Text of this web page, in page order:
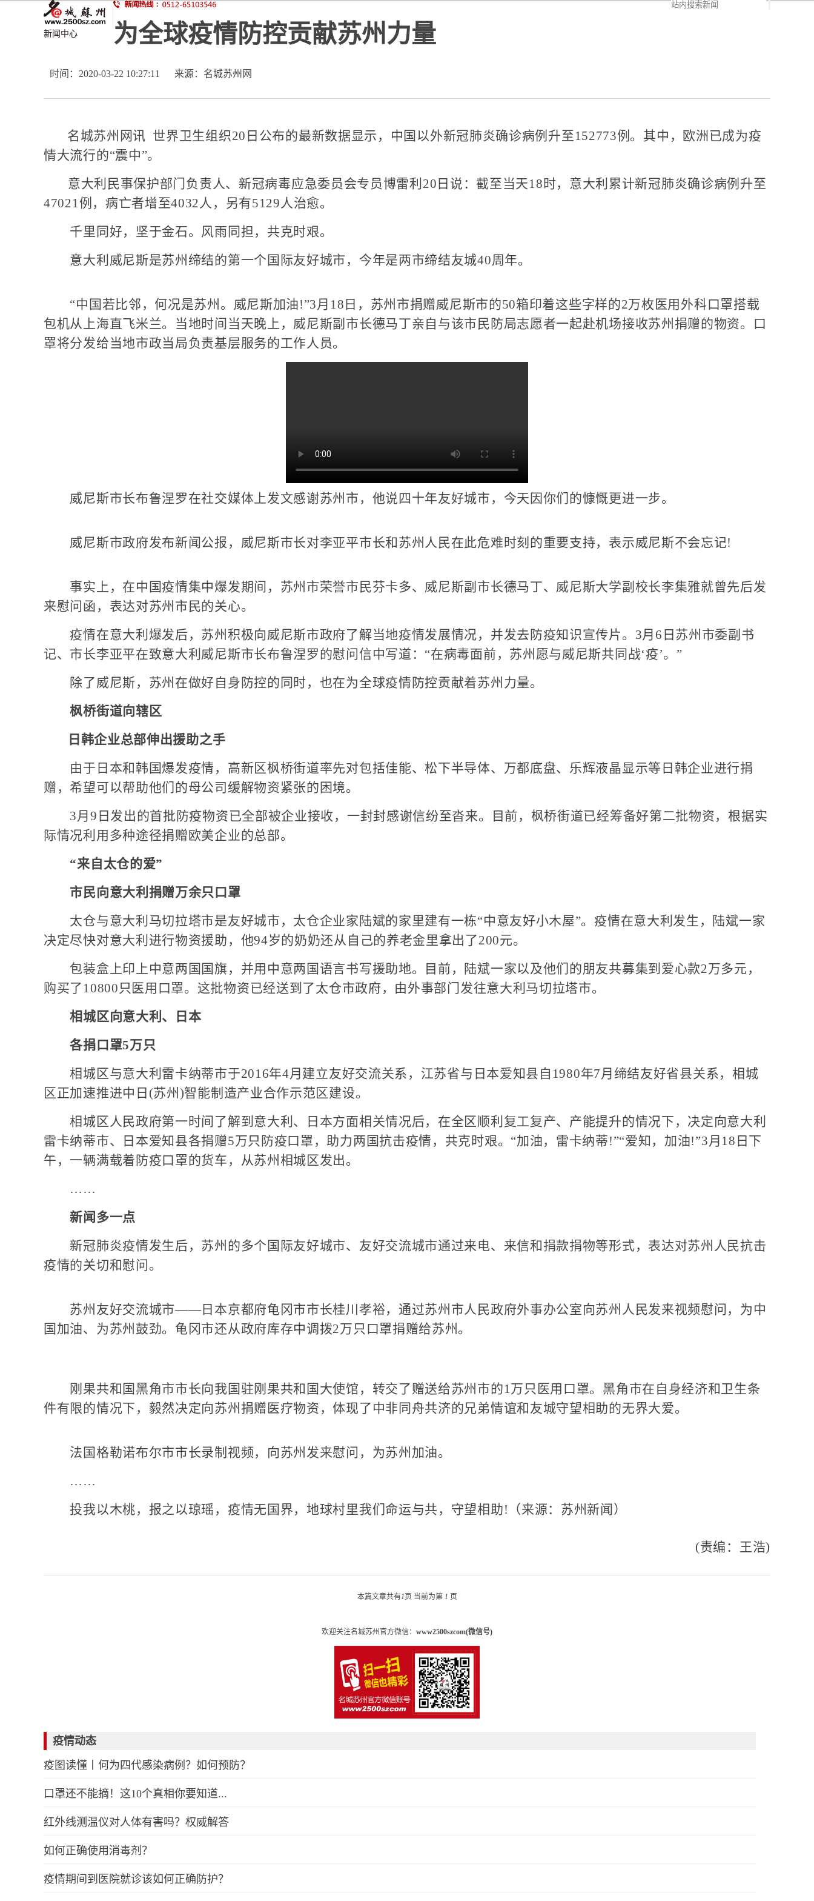
新闻中心 为全球疫情防控贡献苏州力量
时间： 2020-03-22 10:27:11 来源：名城苏州网
名城苏州网讯 世界卫生组织20日公布的最新数据显示，中国以外新冠肺炎确诊病例升至152773例。其中，欧洲已成为疫
情大流行的“震中”。
意大利民事保护部门负责人、新冠病毒应急委员会专员博雷利20日说：截至当天18时，意大利累计新冠肺炎确诊病例升至
47021例，病亡者增至4032人，另有5129人治愈。
千里同好，坚于金石。风雨同担，共克时艰。
意大利威尼斯是苏州缔结的第一个国际友好城市，今年是两市缔结友城40周年。
“中国若比邻，何况是苏州。威尼斯加油!”3月18日，苏州市捐赠威尼斯市的50箱印着这些字样的2万枚医用外科口罩搭载
包机从上海直飞米兰。当地时间当天晚上，威尼斯副市长德马丁亲自与该市民防局志愿者一起赴机场接收苏州捐赠的物资。口
罩将分发给当地市政当局负责基层服务的工作人员。
威尼斯市长布鲁涅罗在社交媒体上发文感谢苏州市，他说四十年友好城市，今天因你们的慷慨更进一步。
威尼斯市政府发布新闻公报，威尼斯市长对李亚平市长和苏州人民在此危难时刻的重要支持，表示威尼斯不会忘记!
事实上，在中国疫情集中爆发期间，苏州市荣誉市民芬卡多、威尼斯副市长德马丁、威尼斯大学副校长李集雅就曾先后发
来慰问函，表达对苏州市民的关心。
疫情在意大利爆发后，苏州积极向威尼斯市政府了解当地疫情发展情况，并发去防疫知识宣传片。3月6日苏州市委副书
记、市长李亚平在致意大利威尼斯市长布鲁涅罗的慰问信中写道：“在病毒面前，苏州愿与威尼斯共同战‘疫’。”
除了威尼斯，苏州在做好自身防控的同时，也在为全球疫情防控贡献着苏州力量。
枫桥街道向辖区
日韩企业总部伸出援助之手
由于日本和韩国爆发疫情，高新区枫桥街道率先对包括佳能、松下半导体、万都底盘、乐辉液晶显示等日韩企业进行捐
赠，希望可以帮助他们的母公司缓解物资紧张的困境。
3月9日发出的首批防疫物资已全部被企业接收，一封封感谢信纷至沓来。目前，枫桥街道已经筹备好第二批物资，根据实
际情况利用多种途径捐赠欧美企业的总部。
“来自太仓的爱”
市民向意大利捐赠万余只口罩
太仓与意大利马切拉塔市是友好城市，太仓企业家陆斌的家里建有一栋“中意友好小木屋”。疫情在意大利发生，陆斌一家
决定尽快对意大利进行物资援助，他94岁的奶奶还从自己的养老金里拿出了200元。
包装盒上印上中意两国国旗，并用中意两国语言书写援助地。目前，陆斌一家以及他们的朋友共募集到爱心款2万多元，
购买了10800只医用口罩。这批物资已经送到了太仓市政府，由外事部门发往意大利马切拉塔市。
相城区向意大利、日本
各捐口罩5万只
相城区与意大利雷卡纳蒂市于2016年4月建立友好交流关系，江苏省与日本爱知县自1980年7月缔结友好省县关系，相城
区正加速推进中日(苏州)智能制造产业合作示范区建设。
相城区人民政府第一时间了解到意大利、日本方面相关情况后，在全区顺利复工复产、产能提升的情况下，决定向意大利
雷卡纳蒂市、日本爱知县各捐赠5万只防疫口罩，助力两国抗击疫情，共克时艰。“加油，雷卡纳蒂!”“爱知，加油!”3月18日下
午，一辆满载着防疫口罩的货车，从苏州相城区发出。
……
新闻多一点
新冠肺炎疫情发生后，苏州的多个国际友好城市、友好交流城市通过来电、来信和捐款捐物等形式，表达对苏州人民抗击
疫情的关切和慰问。
苏州友好交流城市——日本京都府龟冈市市长桂川孝裕，通过苏州市人民政府外事办公室向苏州人民发来视频慰问，为中
国加油、为苏州鼓劲。龟冈市还从政府库存中调拨2万只口罩捐赠给苏州。
刚果共和国黑角市市长向我国驻刚果共和国大使馆，转交了赠送给苏州市的1万只医用口罩。黑角市在自身经济和卫生条
件有限的情况下，毅然决定向苏州捐赠医疗物资，体现了中非同舟共济的兄弟情谊和友城守望相助的无界大爱。
法国格勒诺布尔市市长录制视频，向苏州发来慰问，为苏州加油。
……
投我以木桃，报之以琼瑶，疫情无国界，地球村里我们命运与共，守望相助!（来源：苏州新闻）
(责编：王浩)
本篇文章共有1 页 当前为第 1 页
欢迎关注名城苏州官方微信： www2500szcom(微信号)
疫情动态
疫图读懂丨何为四代感染病例？如何预防？
口罩还不能摘！这10个真相你要知道...
红外线测温仪对人体有害吗？权威解答
如何正确使用消毒剂？
疫情期间到医院就诊该如何正确防护？